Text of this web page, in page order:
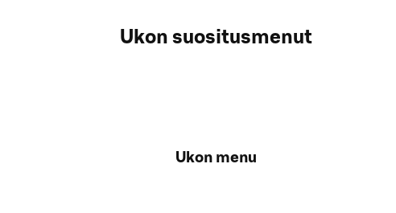
Ukon suositusmenut
Ukon menu